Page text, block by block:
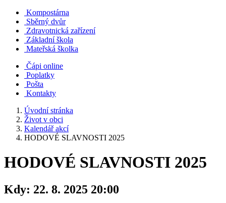
Kompostárna
Sběrný dvůr
Zdravotnická zařízení
Základní škola
Mateřská školka
Čápi online
Poplatky
Pošta
Kontakty
Úvodní stránka
Život v obci
Kalendář akcí
HODOVÉ SLAVNOSTI 2025
HODOVÉ SLAVNOSTI 2025
Kdy: 22. 8. 2025 20:00